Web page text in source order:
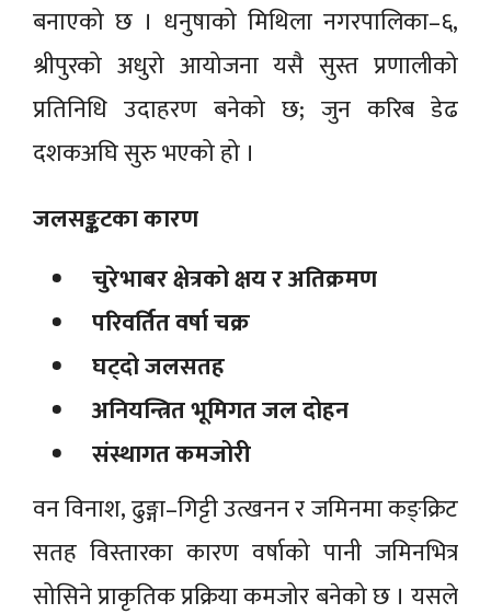
बनाएको छ । धनुषाको मिथिला नगरपालिका–६,
श्रीपुरको अधुरो आयोजना यसै सुस्त प्रणालीको
प्रतिनिधि उदाहरण बनेको छ; जुन करिब डेढ
दशकअघि सुरु भएको हो ।
जलसङ्कटका कारण
चुरेभाबर क्षेत्रको क्षय र अतिक्रमण
परिवर्तित वर्षा चक्र
घट्दो जलसतह
अनियन्त्रित भूमिगत जल दोहन
संस्थागत कमजोरी
वन विनाश, ढुङ्गा–गिट्टी उत्खनन र जमिनमा कङ्क्रिट
सतह विस्तारका कारण वर्षाको पानी जमिनभित्र
सोसिने प्राकृतिक प्रक्रिया कमजोर बनेको छ । यसले